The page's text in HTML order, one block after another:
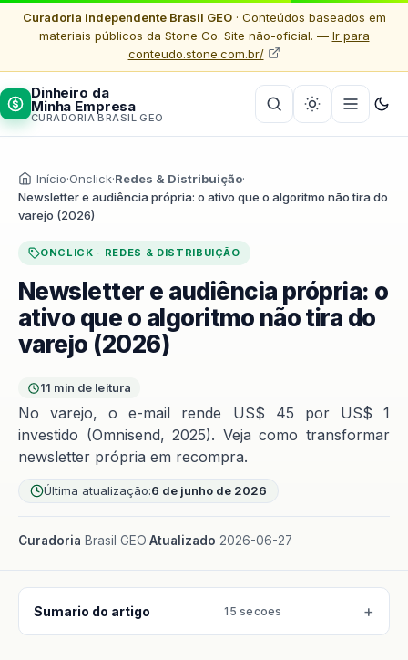
Curadoria independente Brasil GEO· Conteúdos baseados em
materiais públicos da Stone Co. Site não-oficial. — Ir para
conteudo.stone.com.br/
Dinheiro da
Minha Empresa
CURADORIA BRASIL GEO
Início·Onclick·Redes & Distribuição·
Newsletter e audiência própria: o ativo que o algoritmo não tira do
varejo (2026)
ONCLICK · REDES & DISTRIBUIÇÃO
Newsletter e audiência própria: o
ativo que o algoritmo não tira do
varejo (2026)
11 min de leitura
No varejo, o e-mail rende US$ 45 por US$ 1
investido (Omnisend, 2025). Veja como transformar
newsletter própria em recompra.
Última atualização:6 de junho de 2026
Curadoria Brasil GEO·Atualizado 2026-06-27
Sumario do artigo 15 secoes